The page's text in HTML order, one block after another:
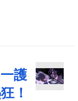
護
！